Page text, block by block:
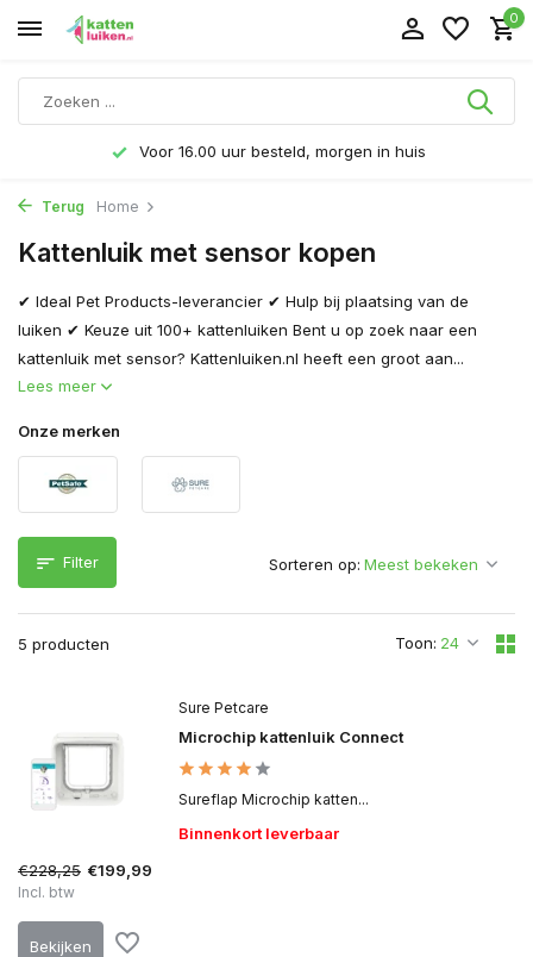
0
Voor 16.00 uur besteld, morgen in huis
Terug Home
Kattenluik met sensor kopen
✔ Ideal Pet Products-leverancier ✔ Hulp bij plaatsing van de
luiken ✔ Keuze uit 100+ kattenluiken Bent u op zoek naar een
kattenluik met sensor? Kattenluiken.nl heeft een groot aan...
Lees meer
Onze merken
Filter
5 producten Toon:
Sorteren op:
Sure Petcare
Microchip kattenluik Connect
Sureflap Microchip katten...
Binnenkort leverbaar
€228,25 €199,99
Incl. btw
Bekijken